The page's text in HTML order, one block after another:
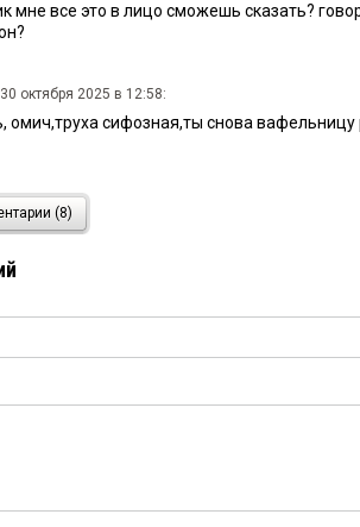
мне все это в лицо сможешь сказать?
30 октября 2025 в 12:58:
омич,труха сифозная,ты снова вафельницу
октября 2025 в 12:57:
домужчина а многие туристы ездили в
октября 2025 в 12:56:
(8)